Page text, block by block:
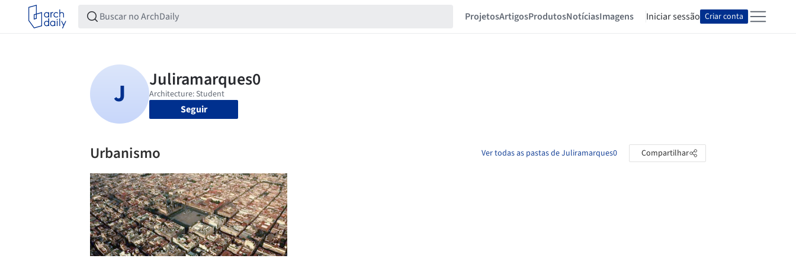
ProjetosArtigosProdutosNotíciasImagens Iniciar sessão Criar conta
Seguir
Urbanismo Ver todas as pastas de Juliramarques0 Compartilhar